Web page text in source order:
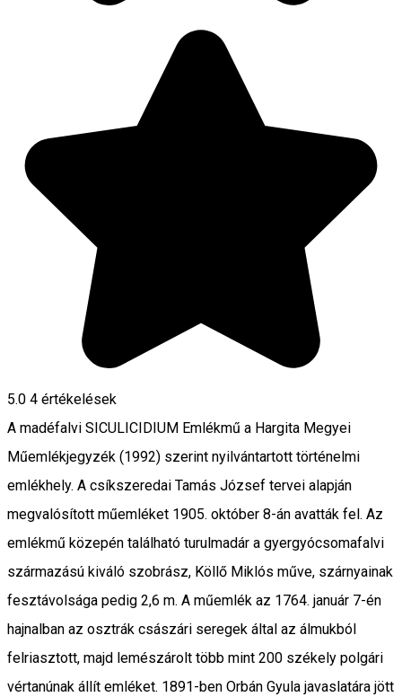
5.0 4 értékelések
A madéfalvi SICULICIDIUM Emlékmű a Hargita Megyei
Műemlékjegyzék (1992) szerint nyilvántartott történelmi
emlékhely. A csíkszeredai Tamás József tervei alapján
megvalósított műemléket 1905. október 8-án avatták fel. Az
emlékmű közepén található turulmadár a gyergyócsomafalvi
származású kiváló szobrász, Köllő Miklós műve, szárnyainak
fesztávolsága pedig 2,6 m. A műemlék az 1764. január 7-én
hajnalban az osztrák császári seregek által az álmukból
felriasztott, majd lemészárolt több mint 200 székely polgári
vértanúnak állít emléket. 1891-ben Orbán Gyula javaslatára jött